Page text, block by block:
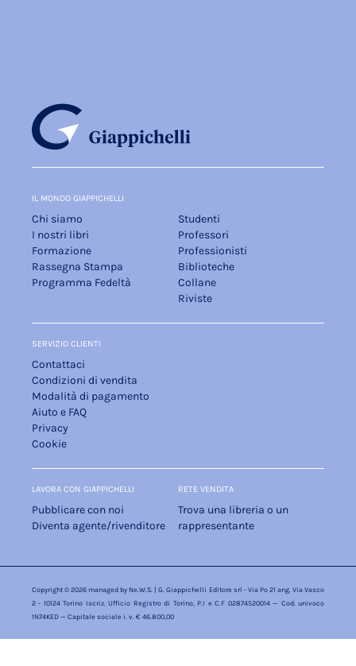
IL MONDO GIAPPICHELLI
Chi siamo
I nostri libri
Formazione
Rassegna Stampa
Programma Fedeltà
Studenti
Professori
Professionisti
Biblioteche
Collane
Riviste
SERVIZIO CLIENTI
Contattaci
Condizioni di vendita
Modalità di pagamento
Aiuto e FAQ
Privacy
Cookie
LAVORA CON GIAPPICHELLI
Pubblicare con noi
Diventa agente/rivenditore
RETE VENDITA
Trova una libreria o un
rappresentante
Copyright © 2026 managed by Ne.W.S. | G. Giappichelli Editore srl - Via Po 21 ang. Via Vasco
2 - 10124 Torino Iscriz. Ufficio Registro di Torino, P.I e C.F 02874520014 — Cod. univoco
1N74KED — Capitale sociale i. v. € 46.800,00